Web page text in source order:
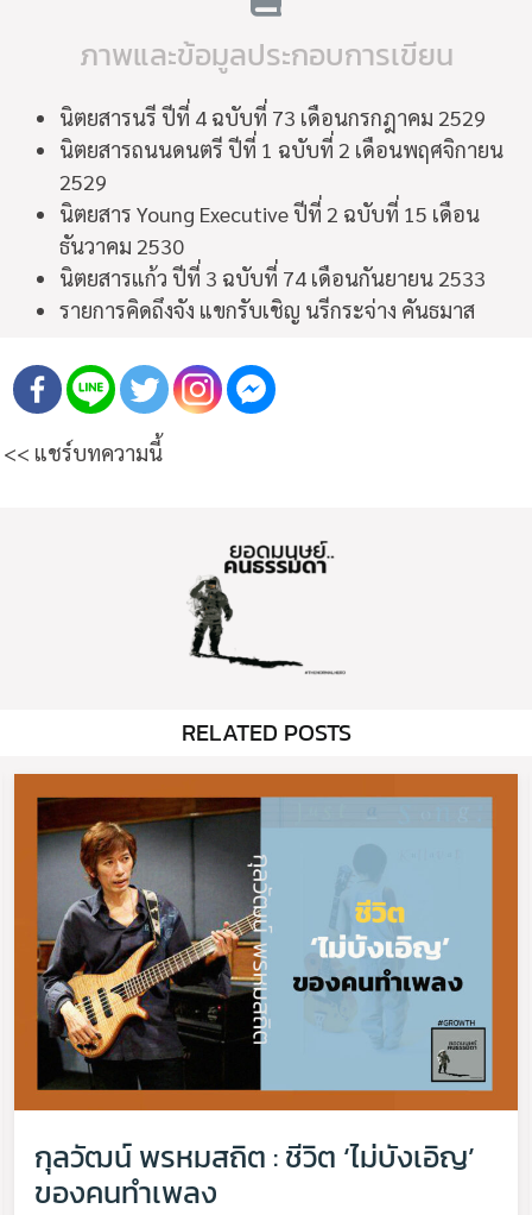
ภาพและข้อมูลประกอบการเขียน
นิตยสารนรี ปีที่ 4 ฉบับที่ 73 เดือนกรกฎาคม 2529
นิตยสารถนนดนตรี ปีที่ 1 ฉบับที่ 2 เดือนพฤศจิกายน
2529
นิตยสาร Young Executive ปีที่ 2 ฉบับที่ 15 เดือน
ธันวาคม 2530
นิตยสารแก้ว ปีที่ 3 ฉบับที่ 74 เดือนกันยายน 2533
รายการคิดถึงจัง แขกรับเชิญ นรีกระจ่าง คันธมาส
<< แชร์บทความนี้
RELATED POSTS
กุลวัฒน์ พรหมสถิต : ชีวิต ‘ไม่บังเอิญ’
ของคนทำเพลง